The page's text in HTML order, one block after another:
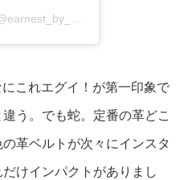
これエグイ！が第一印象で
う。でも蛇。定番の革どこ
革ベルトが次々にインスタ
けインパクトがありまし